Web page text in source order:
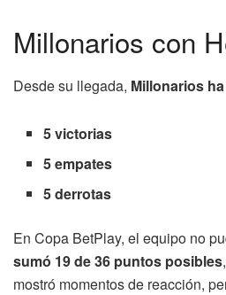
Millonarios con
Desde su llegada, Millonarios
5 victorias
5 empates
5 derrotas
En Copa BetPlay, el equipo no
sumó 19 de 36 puntos posibles
mostró momentos de reacción,